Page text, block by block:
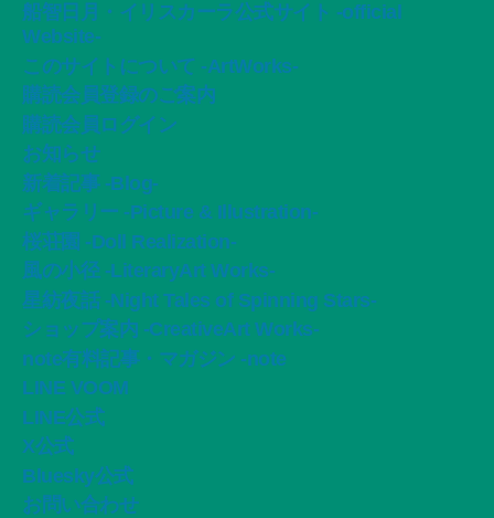
船智日月・イリスカーラ公式サイト -official
Website-
このサイトについて -ArtWorks-
購読会員登録のご案内
購読会員ログイン
お知らせ
新着記事 -Blog-
ギャラリー -Picture & Illustration-
桜荘園 -Doll Realization-
風の小径 -LiteraryArt Works-
星紡夜話 -Night Tales of Spinning Stars-
ショップ案内 -CreativeArt Works-
note有料記事・マガジン -note
LINE VOOM
LINE公式
X公式
Bluesky公式
お問い合わせ